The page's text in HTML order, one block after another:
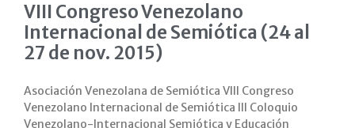
VIII Congreso Venezolano
Internacional de Semiótica (24 al
27 de nov. 2015)
Asociación Venezolana de Semiótica VIII Congreso
Venezolano Internacional de Semiótica III Coloquio
Venezolano-Internacional Semiótica y Educación